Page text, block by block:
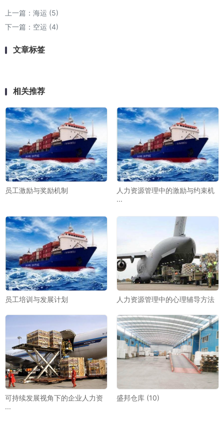
上一篇： 海运 (5)
下一篇： 空运 (4)
文章标签
相关推荐
员工激励与奖励机制
人力资源管理中的激励与约束机
···
员工培训与发展计划 人力资源管理中的心理辅导方法
可持续发展视角下的企业人力资
···
盛邦仓库 (10)